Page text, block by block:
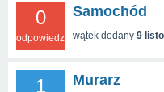
0
odpowiedzi
Samochód
wątek dodany 9
1 Murarz